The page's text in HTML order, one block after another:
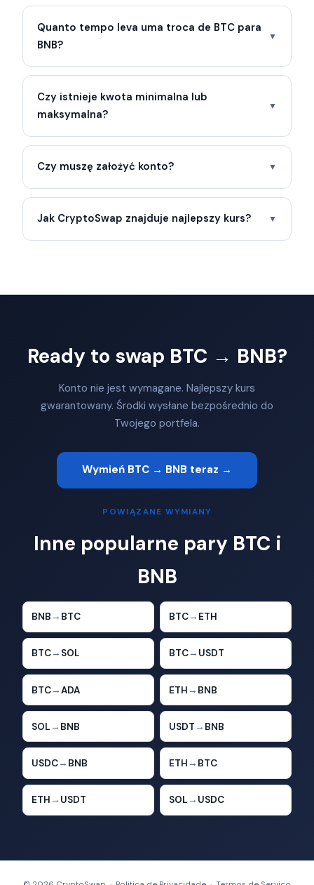
Quanto tempo leva uma troca de BTC para
BNB?
▼
Czy istnieje kwota minimalna lub
maksymalna?
▼
Czy muszę założyć konto? ▼
Jak CryptoSwap znajduje najlepszy kurs? ▼
Ready to swap BTC → BNB?
Konto nie jest wymagane. Najlepszy kurs
gwarantowany. Środki wysłane bezpośrednio do
Twojego portfela.
Wymień BTC → BNB teraz →
POWIĄZANE WYMIANY
Inne popularne pary BTC i
BNB
BNB → BTC BTC→ ETH
BTC→ SOL BTC→ USDT
BTC→ADA ETH → BNB
SOL → BNB USDT → BNB
USDC→ BNB ETH → BTC
ETH → USDT SOL → USDC